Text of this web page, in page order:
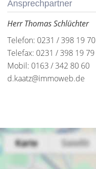
Ansprechpartner
Herr Thomas Schlüchter
Telefon: 0231 / 398 19 70
Telefax: 0231 / 398 19 79
Mobil: 0163 / 342 80 60
d.kaatz@immoweb.de